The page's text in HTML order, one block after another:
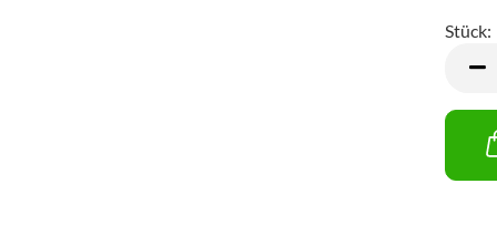
Stück:
Stück